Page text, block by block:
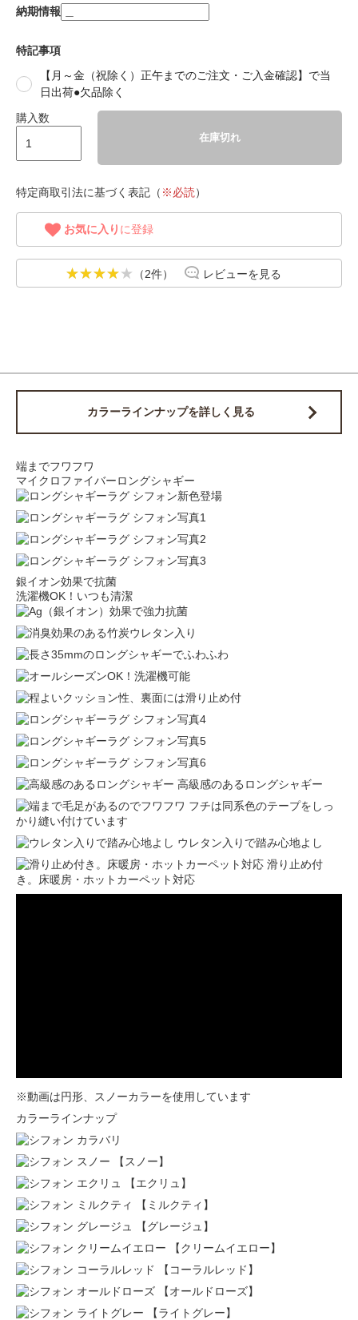
納期情報
特記事項
【月～金（祝除く）正午までのご注文・ご入金確認】で当
日出荷●欠品除く
購入数
在庫切れ
特定商取引法に基づく表記（ ※必読）
お気に入り に登録
（2件） レビューを見る
カラーラインナップを詳しく見る
端までフワフワ
マイクロファイバーロングシャギー
銀イオン効果で抗菌
洗濯機OK！いつも清潔
高級感のあるロングシャギー
フチは同系色のテープをしっ
かり縫い付けています
ウレタン入りで踏み心地よし
滑り止め付
き。床暖房・ホットカーペット対応
※動画は円形、スノーカラーを使用しています
カラーラインナップ
【スノー】
【エクリュ】
【ミルクティ】
【グレージュ】
【クリームイエロー】
【コーラルレッド】
【オールドローズ】
【ライトグレー】